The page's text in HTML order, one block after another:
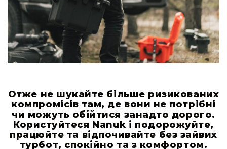
Рекордери
Портативні
Стаціонарні
Накамерні
Аксесуари
Програвачі/
ресівери/
ЦАПи
Програвачі
вінілу
Отже не шукайте більше ризикованих
компромісів там, де вони не потрібні
чи можуть обійтися занадто дорого.
Користуйтеся Nanuk і подорожуйте,
працюйте та відпочивайте без зайвих
турбот, спокійно та з комфортом.